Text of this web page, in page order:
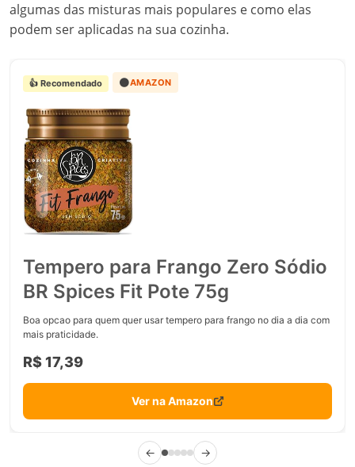
algumas das misturas mais populares e como elas
podem ser aplicadas na sua cozinha.
👍 Recomendado 🟠AMAZON
Tempero para Frango Zero Sódio
BR Spices Fit Pote 75g
Boa opcao para quem quer usar tempero para frango no dia a dia com
mais praticidade.
R$ 17,39
Ver na Amazon
← →